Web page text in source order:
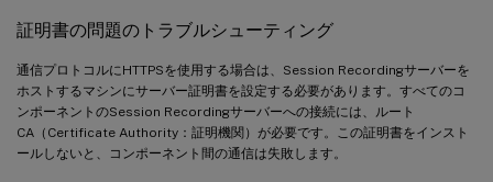
証明書の問題のトラブルシューティング
通信プロトコルにHTTPSを使用する場合は、Session Recordingサーバーを
ホストするマシンにサーバー証明書を設定する必要があります。すべてのコ
ンポーネントのSession Recordingサーバーへの接続には、ルート
CA（Certificate Authority：証明機関）が必要です。この証明書をインスト
ールしないと、コンポーネント間の通信は失敗します。